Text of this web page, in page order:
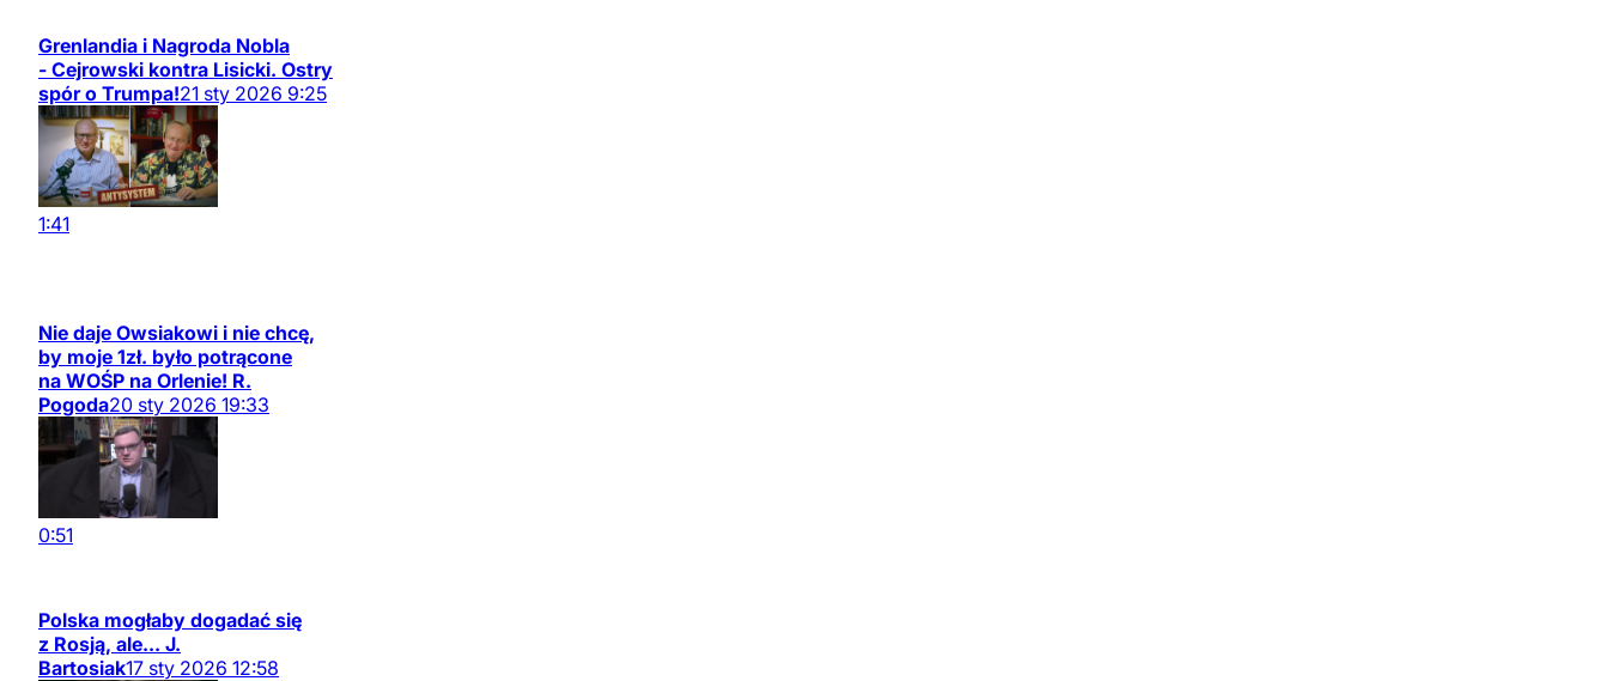
Grenlandia i Nagroda Nobla
- Cejrowski kontra Lisicki. Ostry
spór o Trumpa!21 sty 2026 9:25
1:41
Nie daje Owsiakowi i nie chcę,
by moje 1zł. było potrącone
na WOŚP na Orlenie! R.
Pogoda20 sty 2026 19:33
0:51
Polska mogłaby dogadać się
z Rosją, ale... J.
Bartosiak17 sty 2026 12:58